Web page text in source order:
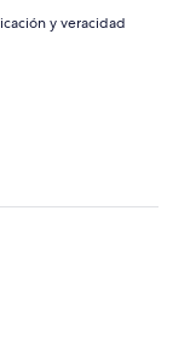
y veracidad